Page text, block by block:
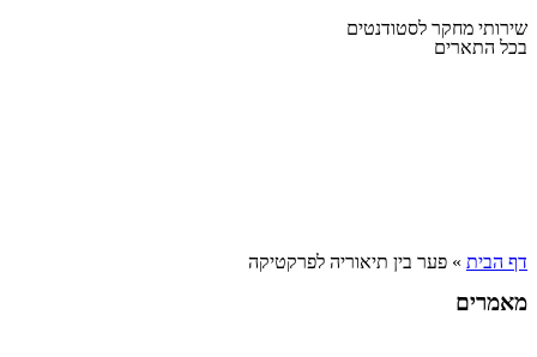
שירותי מחקר לסטודנטים
בכל התארים
דף הבית » פער בין תיאוריה לפרקטיקה
מאמרים